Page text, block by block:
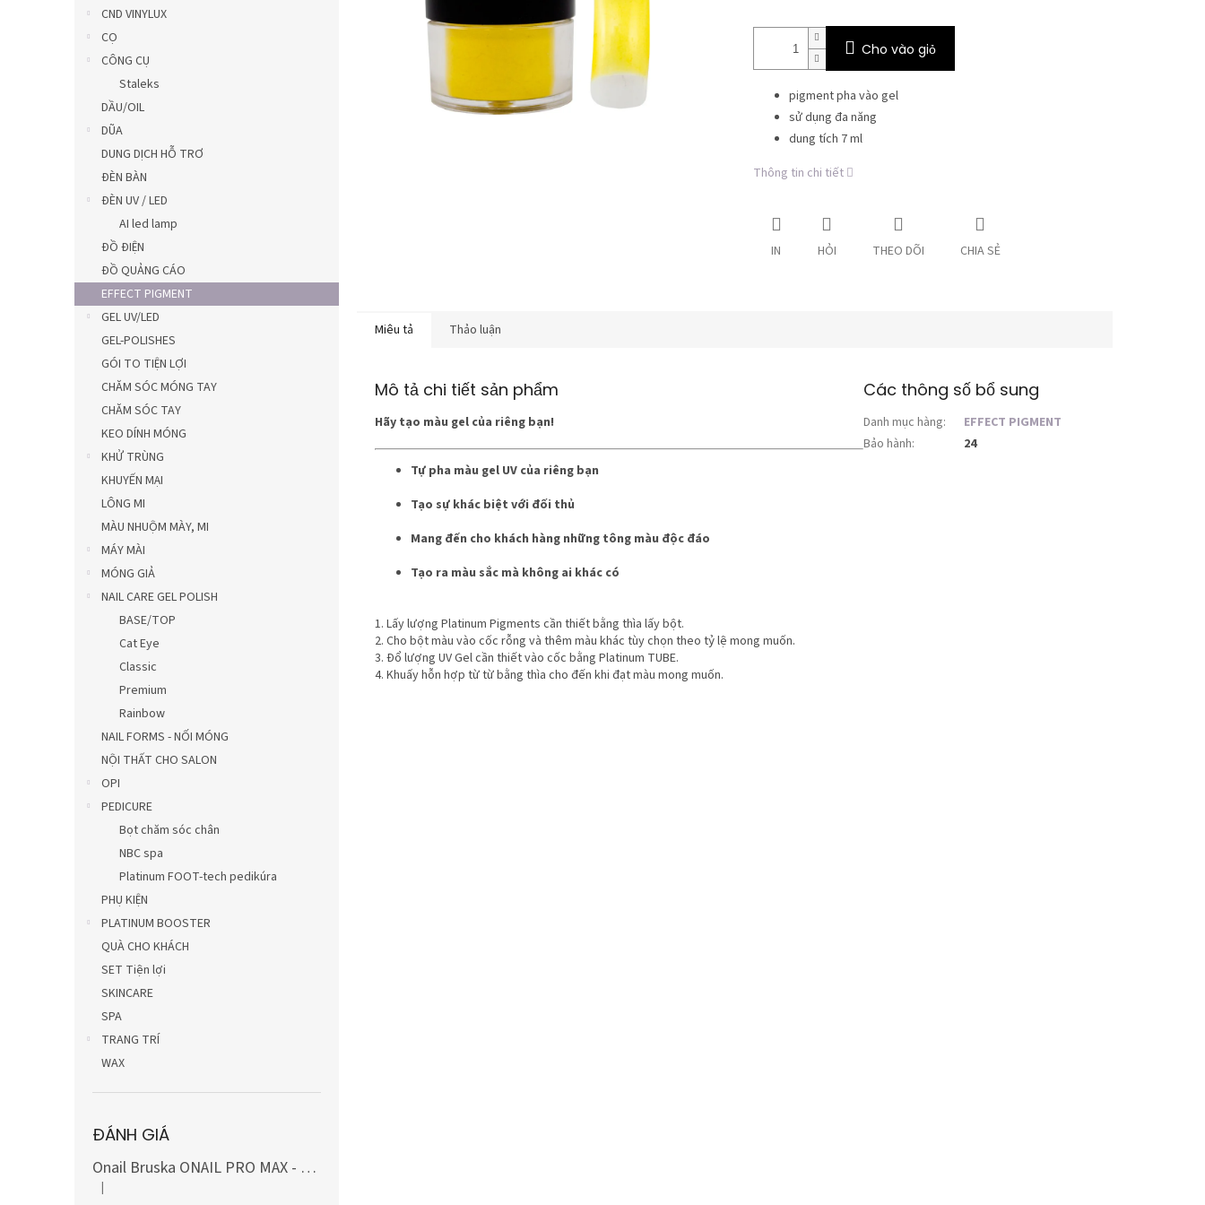
CND VINYLUX
CỌ
CÔNG CỤ
Staleks
DẦU/OIL
DŨA
DUNG DỊCH HỖ TRƠ
ĐÈN BÀN
ĐÈN UV / LED
AI led lamp
ĐỒ ĐIỆN
ĐỒ QUẢNG CÁO
EFFECT PIGMENT
GEL UV/LED
GEL-POLISHES
GÓI TO TIỆN LỢI
CHĂM SÓC MÓNG TAY
CHĂM SÓC TAY
KEO DÍNH MÓNG
KHỬ TRÙNG
KHUYẾN MẠI
LÔNG MI
MÀU NHUỘM MÀY, MI
MÁY MÀI
MÓNG GIẢ
NAIL CARE GEL POLISH
BASE/TOP
Cat Eye
Classic
Premium
Rainbow
NAIL FORMS - NỐI MÓNG
NỘI THẤT CHO SALON
OPI
PEDICURE
Bọt chăm sóc chân
NBC spa
Platinum FOOT-tech pedikúra
PHỤ KIỆN
PLATINUM BOOSTER
QUÀ CHO KHÁCH
SET Tiện lợi
SKINCARE
SPA
TRANG TRÍ
WAX
ĐÁNH GIÁ
Onail Bruska ONAIL PRO MAX - MÀU TRẮNG, bao gồm bộ mũi khoan carbide và kim cương (10 món)
Đánh giá sản phẩm là 5 trên 5 sao.
|
Cho vào giỏ
pigment pha vào gel
sử dụng đa năng
dung tích 7 ml
Thông tin chi tiết
IN HỎI THEO DÕI CHIA SẺ
Miêu tả Thảo luận
Mô tả chi tiết sản phẩm
Hãy tạo màu gel của riêng bạn!
Tự pha màu gel UV của riêng bạn
Tạo sự khác biệt với đối thủ
Mang đến cho khách hàng những tông màu độc đáo
Tạo ra màu sắc mà không ai khác có
1. Lấy lượng Platinum Pigments cần thiết bằng thìa lấy bột.
2. Cho bột màu vào cốc rỗng và thêm màu khác tùy chọn theo tỷ lệ mong muốn.
3. Đổ lượng UV Gel cần thiết vào cốc bằng Platinum TUBE.
4. Khuấy hỗn hợp từ từ bằng thìa cho đến khi đạt màu mong muốn.
Các thông số bổ sung
Danh mục hàng:
EFFECT PIGMENT
Bảo hành: 24